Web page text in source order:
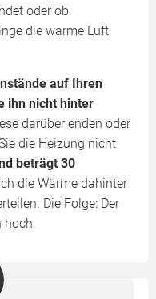
oder ob
die warme Luft
auf Ihren
ihn nicht hinter
darüber enden oder
die Heizung nicht
beträgt 30
die Wärme dahinter
Die Folge: Der
hoch.